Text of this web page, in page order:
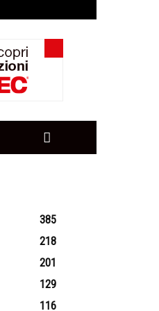
385
218
201
129
116